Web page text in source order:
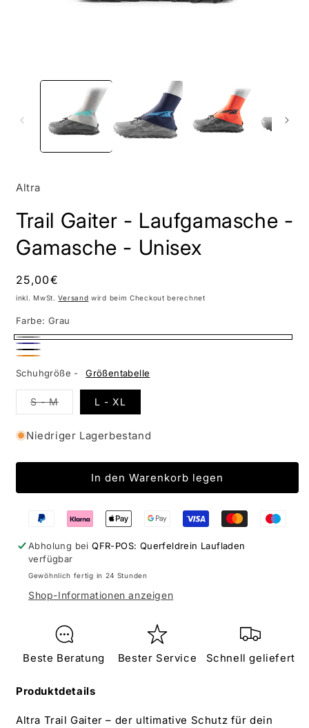
Altra
Trail Gaiter - Laufgamasche -
Gamasche - Unisex
Normaler
Preis
25,00€
inkl. MwSt.Versand wird beim Checkout berechnet
Farbe: Grau
Grau
Blau
Schwarz
Schuhgröße - Größentabelle
S - MVariante
nicht
verfügbar
L - XL
Niedriger Lagerbestand
In den Warenkorb legen
Abholung beiQFR-POS: Querfeldrein Laufladen
verfügbar
Gewöhnlich fertig in 24 Stunden
Shop-Informationen anzeigen
Beste Beratung Bester Service Schnell geliefert
Produktdetails
Altra Trail Gaiter – der ultimative Schutz für dein